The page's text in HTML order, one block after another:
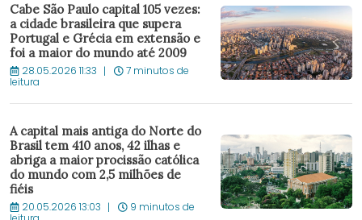
Cabe São Paulo capital 105 vezes:
a cidade brasileira que supera
Portugal e Grécia em extensão e
foi a maior do mundo até 2009
28.05.2026 11:33 7 minutos de
leitura
A capital mais antiga do Norte do
Brasil tem 410 anos, 42 ilhas e
abriga a maior procissão católica
do mundo com 2,5 milhões de
fiéis
20.05.2026 13:03 9 minutos de